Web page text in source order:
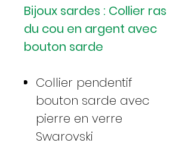
Bijoux sardes : Collier ras
du cou en argent avec
bouton sarde
Collier pendentif
bouton sarde avec
pierre en verre
Swarovski